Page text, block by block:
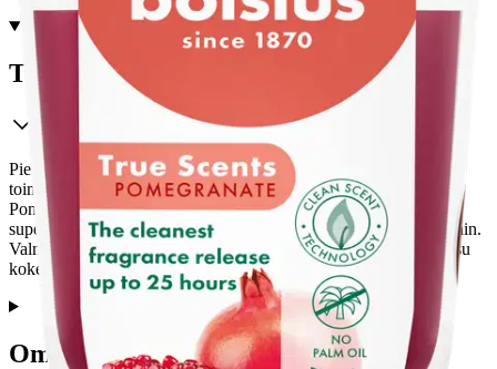
Tuotekuvaus
Pieni pinkinpunainen Bolsius Pomegranate -tuoksukynttilä
toimitetaan kirkkaassa lasissa, ja se palaa peräti 25 tuntia.
Pomegranate-tuoksussa on aidon hedelmäpommin tuoksu:
supermakea ja mehukas. Iloinen tuoksu, jolla tuot kesän sisätiloihin.
Valmistettu CleanScent-tekniikalla, takaamme puhtaimman tuoksu
kokemuksen ja puhtaimman tuoksu vapautuksen.
Ominaisuudet